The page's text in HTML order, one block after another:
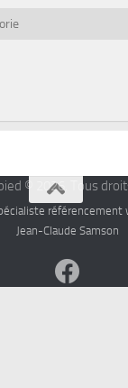
© 2026. Tous
référencement
Jean-Claude Samson